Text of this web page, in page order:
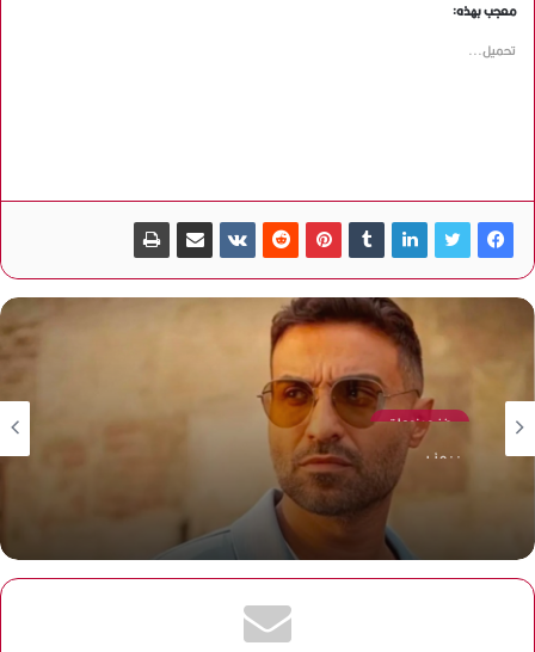
معجب بهذه:
تحميل...
فن ومنوعات
أحمد فهمي يراهن على السينما والدراما والمسرح دفعة